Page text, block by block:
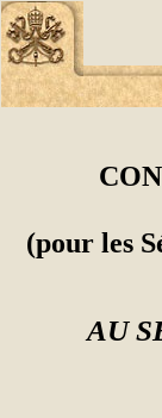
(pour les
AU